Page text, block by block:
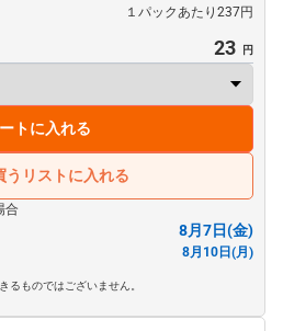
１パックあたり237円
23
トに入れる
うリストに入れる
合
8月7日(金)
8月10日(月)
るものではございません。